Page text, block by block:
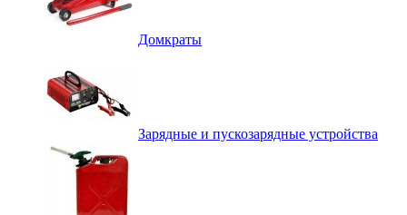
Домкраты
Зарядные и пускозарядные устройства